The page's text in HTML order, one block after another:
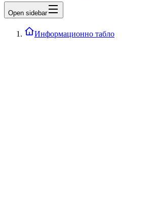
Open sidebar
Информационно табло